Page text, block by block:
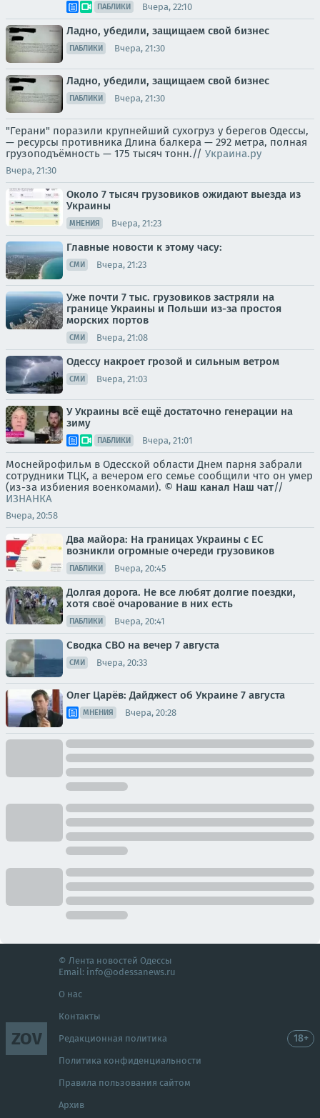
ПАБЛИКИ Вчера, 22:10
Ладно, убедили, защищаем свой бизнес
ПАБЛИКИ Вчера, 21:30
Ладно, убедили, защищаем свой бизнес
ПАБЛИКИ Вчера, 21:30
"Герани" поразили крупнейший сухогруз у берегов Одессы,
— ресурсы противника Длина балкера — 292 метра, полная
грузоподъёмность — 175 тысяч тонн.// Украина.ру
Вчера, 21:30
Около 7 тысяч грузовиков ожидают выезда из
Украины
МНЕНИЯ Вчера, 21:23
Главные новости к этому часу:
СМИ Вчера, 21:23
Уже почти 7 тыс. грузовиков застряли на
границе Украины и Польши из-за простоя
морских портов
СМИ Вчера, 21:08
Одессу накроет грозой и сильным ветром
СМИ Вчера, 21:03
У Украины всё ещё достаточно генерации на
зиму
ПАБЛИКИ Вчера, 21:01
Моснейрофильм в Одесской области Днем парня забрали
сотрудники ТЦК, а вечером его семье сообщили что он умер
(из-за избиения военкомами). © Наш канал Наш чат//
ИЗНАНКА
Вчера, 20:58
Два майора: На границах Украины с ЕС
возникли огромные очереди грузовиков
ПАБЛИКИ Вчера, 20:45
Долгая дорога. Не все любят долгие поездки,
хотя своё очарование в них есть
ПАБЛИКИ Вчера, 20:41
Сводка СВО на вечер 7 августа
СМИ Вчера, 20:33
Олег Царёв: Дайджест об Украине 7 августа
МНЕНИЯ Вчера, 20:28
ZOV
© Лента новостей Одессы
Email: info@odessanews.ru
О нас
Контакты
Редакционная политика
Политика конфиденциальности
Правила пользования сайтом
Архив
18+